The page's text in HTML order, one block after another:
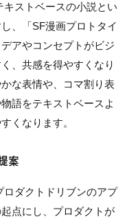
ストベースの小説とい
、「SF漫画プロトタイ
アやコンセプトがビジ
、共感を得やすくなり
な表情や、コマ割り表
語をテキストベースよ
くなります。
案
ロダクトドリブンのアプ
点にし、プロダクトが